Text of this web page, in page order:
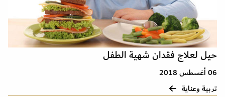
حيل لعلاج فقدان شهية الطفل
06 أغسطس 2018
تربية وعناية